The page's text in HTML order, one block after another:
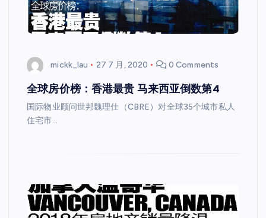
mickk_lau 27 7 月, 2020 0 Comments
全球房价榜：香港最贵 马来西亚倒数第4
国际物业顾问世邦魏理仕（CBRE）对全球35个城市私人
住宅市…